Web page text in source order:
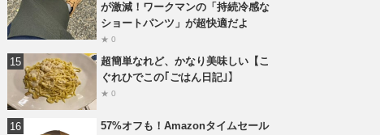
が激減！ワークマンの「持続冷感な
ショートパンツ」が超快適だよ
★ 0
超簡単なれど、かなり美味しい【こ
ぐれひでこの｢ごはん日記｣】
★ 0
57%オフも！Amazonタイムセール